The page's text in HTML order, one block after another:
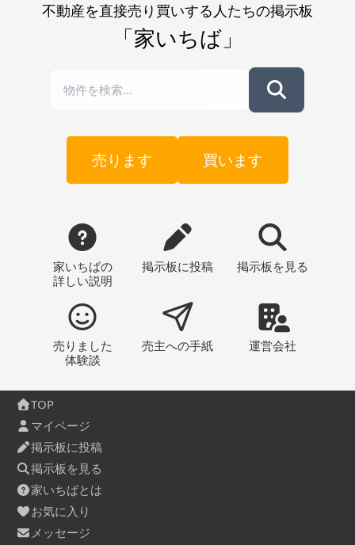
不動産を直接売り買いする人たちの掲示板
「家いちば」
売ります 買います
家いちばの
詳しい説明
掲示板に投稿 掲示板 を見る
売りました
体験談
売主への手紙 運営会社
TOP
マイページ
掲示板に投稿
掲示板を見る
家いちばとは
お気に入り
メッセージ